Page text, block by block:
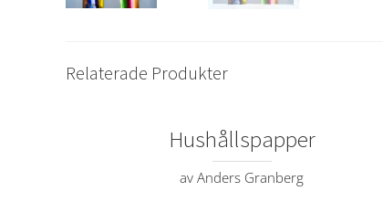
Relaterade Produkter
Hushållspapper
av Anders Granberg